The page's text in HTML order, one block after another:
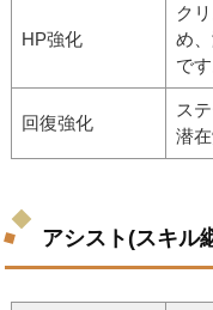
HP強化
ク
め
です
回復強化
ス
潜
アシスト(スキル